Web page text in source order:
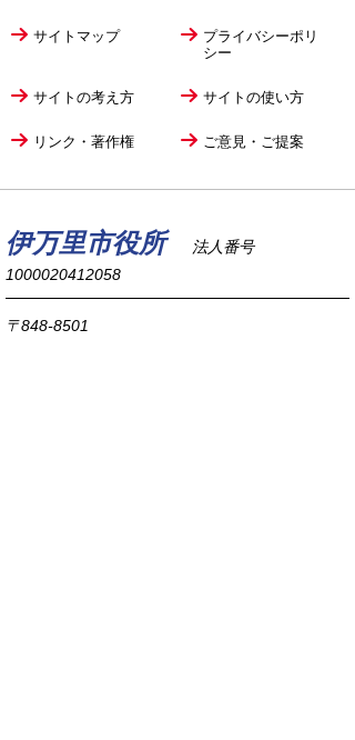
サイトマップ
プライバシーポリ
シー
サイトの考え方 サイトの使い方
リンク・著作権 ご意見・ご提案
伊万里市役所
法人番号
1000020412058
〒848-8501